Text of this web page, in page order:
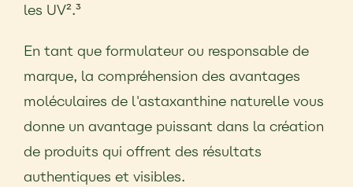
les UV².³
En tant que formulateur ou responsable de
marque, la compréhension des avantages
moléculaires de l'astaxanthine naturelle vous
donne un avantage puissant dans la création
de produits qui offrent des résultats
authentiques et visibles.